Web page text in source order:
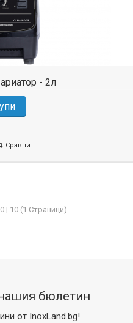
- 2л
Сравни
| 10 (1 Страници)
бюлетин
от InoxLand.bg!